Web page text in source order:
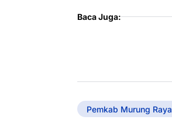
Baca Juga:
Pemkab Murung Raya